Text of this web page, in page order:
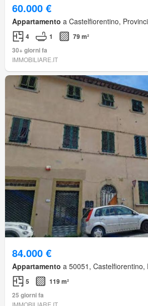
60.000 €
Appartamento a Castelfiorentino,
4 1
79 m²
30+ giorni fa
IMMOBILIARE.IT
84.000 €
Appartamento a 50051, Castelfiorentino,
5
119 m²
25 giorni fa